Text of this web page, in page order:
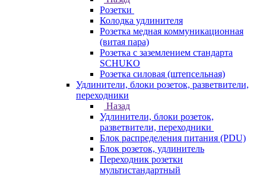
Розетки
Колодка удлинителя
Розетка медная коммуникационная
(витая пара)
Розетка с заземлением стандарта
SCHUKO
Розетка силовая (штепсельная)
Удлинители, блоки розеток, разветвители,
переходники
Назад
Удлинители, блоки розеток,
разветвители, переходники
Блок распределения питания (PDU)
Блок розеток, удлинитель
Переходник розетки
мультистандартный